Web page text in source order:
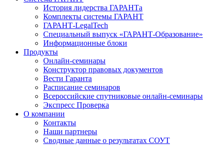
История лидерства ГАРАНТа
Комплекты системы ГАРАНТ
ГАРАНТ-LegalTech
Специальный выпуск «ГАРАНТ-Образование»
Информационные блоки
Продукты
Онлайн-семинары
Конструктор правовых документов
Вести Гаранта
Расписание семинаров
Всероссийские спутниковые онлайн-семинары
Экспресс Проверка
О компании
Контакты
Наши партнеры
Сводные данные о результатах СОУТ